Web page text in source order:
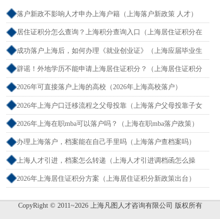
落户新政不影响人才申办上海户籍（上海落户新政策 人才）
居住证积分怎么查询？上海积分查询入口（上海居住证积分在
哪查）
成功落户上海后，如何办理《就业创业证》（上海应届毕业生
创业落户）
辟谣！外地学历不能申请上海居住证积分？（上海居住证积分
外地大专可以吗）
2026年可直接落户上海的高校（2026年上海高校落户）
2026年上海户口迁移流程之父母投靠（上海落户父母投靠子女
需多长时间）
2026年上海在职mba可以落户吗？（上海在职mba落户政策）
办理上海落户，档案能在自己手里吗（上海落户查档案吗）
上海人才引进，档案怎么转递（上海人才引进调档函怎么操
作）
2026年上海居住证积分方案（上海居住证积分新政策出台）
CopyRight © 2011~2026 上海凡图人才咨询有限公司 版权所有